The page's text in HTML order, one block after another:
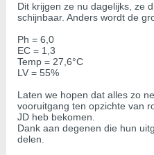
Dit krijgen ze nu dagelijks, ze
schijnbaar. Anders wordt de
Ph = 6,0
EC = 1,3
Temp = 27,6°C
LV = 55%
Laten we hopen dat alles zo
vooruitgang ten opzichte van
JD heb bekomen.
Dank aan degenen die hun
delen.